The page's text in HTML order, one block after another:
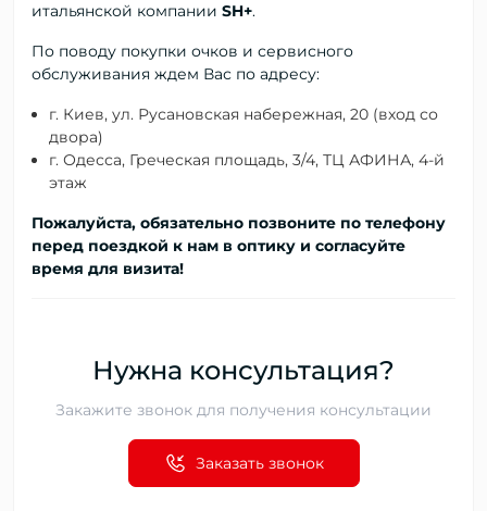
итальянской компании SH+.
По поводу покупки очков и сервисного
обслуживания ждем Вас по адресу:
г. Киев, ул. Русановская набережная, 20 (вход со
двора)
г. Одесса, Греческая площадь, 3/4, ТЦ АФИНА, 4-й
этаж
Пожалуйста, обязательно позвоните по телефону
перед поездкой к нам в оптику и согласуйте
время для визита!
Нужна консультация?
Закажите звонок для получения консультации
Заказать звонок